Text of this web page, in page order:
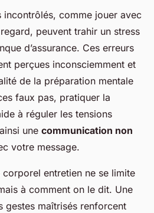
incontrôlés, comme jouer avec
peuvent trahir un stress
d’assurance. Ces erreurs
perçues inconsciemment et
de la préparation mentale
faux pas, pratiquer la
à réguler les tensions
une communication non
votre message.
corporel entretien ne se limite
à comment on le dit. Une
gestes maîtrisés renforcent